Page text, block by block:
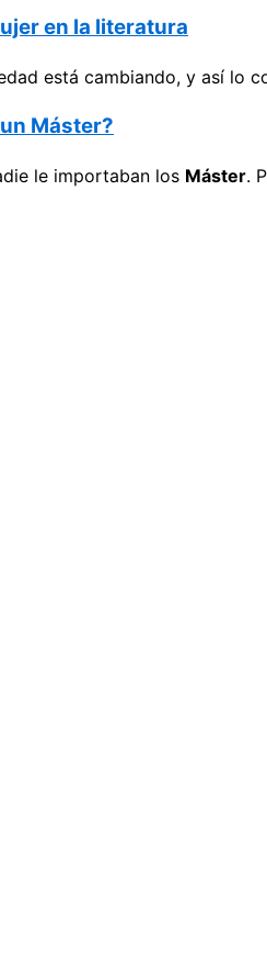
en la literatura
está cambiando, y así lo
Máster?
le importaban los Máster.